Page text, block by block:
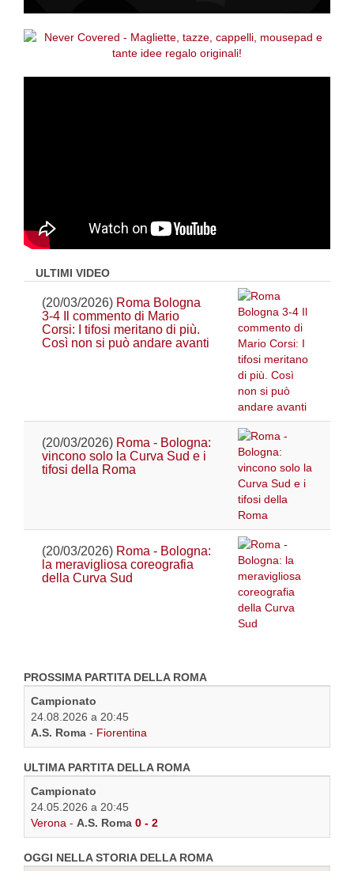
ULTIMI VIDEO
(20/03/2026) Roma Bologna
3-4 Il commento di Mario
Corsi: I tifosi meritano di più.
Così non si può andare avanti
(20/03/2026) Roma - Bologna:
vincono solo la Curva Sud e i
tifosi della Roma
(20/03/2026) Roma - Bologna:
la meravigliosa coreografia
della Curva Sud
PROSSIMA PARTITA DELLA ROMA
Campionato
24.08.2026 a 20:45
A.S. Roma - Fiorentina
ULTIMA PARTITA DELLA ROMA
Campionato
24.05.2026 a 20:45
Verona - A.S. Roma 0 - 2
OGGI NELLA STORIA DELLA ROMA